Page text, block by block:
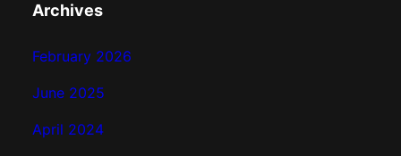
Archives
February 2026
June 2025
April 2024